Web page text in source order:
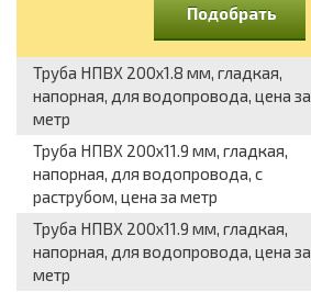
Подобрать
Труба НПВХ 200x1.8 мм, гладкая,
напорная, для водопровода, цена за
метр
Труба НПВХ 200x11.9 мм, гладкая,
напорная, для водопровода, с
раструбом, цена за метр
Труба НПВХ 200x11.9 мм, гладкая,
напорная, для водопровода, цена за
метр